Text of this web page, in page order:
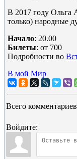
В 2017 году Ольга
только) народные
Начало: 20.00
Билеты: от 700
Подробности во
В мой Мир
Всего комментариев
Войдите: